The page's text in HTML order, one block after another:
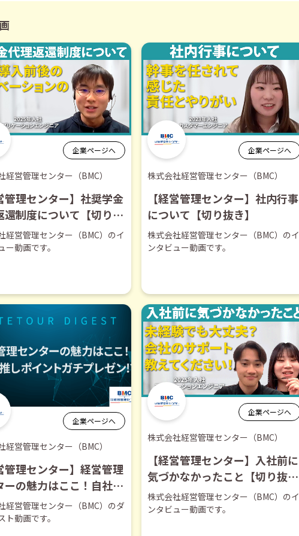
企業ページへ
経営管理センター（BMC）
管理センター】社奨学金
還制度について【切り抜
経営管理センター（BMC）のイ
ー動画です。
企業ページへ
株式会社経営管理センター（BMC）
【経営管理センター】社内行事
について【切り抜き】
株式会社経営管理センター（BMC）のイ
ンタビュー動画です。
企業ページへ
経営管理センター（BMC）
管理センター】経営管理
ーの魅力はここ！自社の
イントガチプレゼン【ダ
スト】
経営管理センター（BMC）のダ
ト動画です。
企業ページへ
株式会社経営管理センター（BMC）
【経営管理センター】入社前に
気づかなかったこと【切り抜
き】
株式会社経営管理センター（BMC）のイ
ンタビュー動画です。